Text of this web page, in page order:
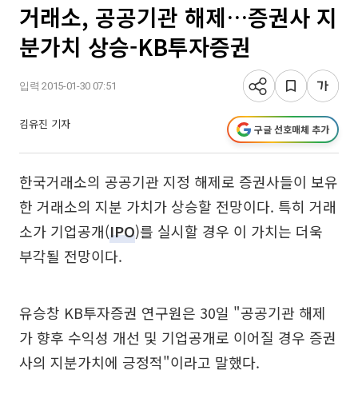
거래소, 공공기관 해제…증권사 지
분가치 상승-KB투자증권
입력 2015-01-30 07:51
김유진 기자 구글 선호매체 추가
한국거래소의 공공기관 지정 해제로 증권사들이 보유
한 거래소의 지분 가치가 상승할 전망이다. 특히 거래
소가 기업공개(IPO)를 실시할 경우 이 가치는 더욱
부각될 전망이다.
유승창 KB투자증권 연구원은 30일 "공공기관 해제
가 향후 수익성 개선 및 기업공개로 이어질 경우 증권
사의 지분가치에 긍정적"이라고 말했다.